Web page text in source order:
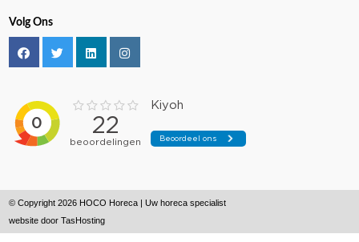
Volg Ons
© Copyright 2026 HOCO Horeca | Uw horeca specialist
website doorTasHosting